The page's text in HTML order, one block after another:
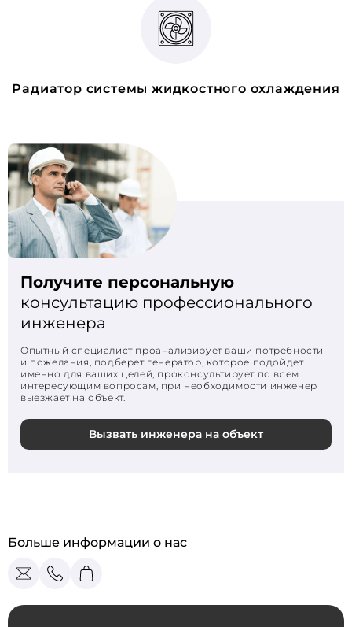
Радиатор системы жидкостного охлаждения
Получите персональную
консультацию профессионального
инженера
Опытный специалист проанализирует ваши потребности
и пожелания, подберет генератор, которое подойдет
именно для ваших целей, проконсультирует по всем
интересующим вопросам, при необходимости инженер
выезжает на объект.
Вызвать инженера на объект
Больше информации о нас